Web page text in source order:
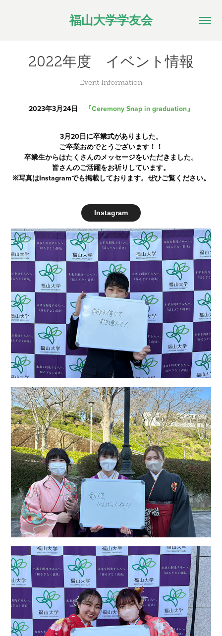
福山大学学友会
2022年度　イベント情報
Event Information
2023年3月24日 『Ceremony Snap in graduation』
3月20日に卒業式がありました。
ご卒業おめでとうございます！！
卒業生からはたくさんのメッセージをいただきました。
皆さんのご活躍をお祈りしています。
※写真はInstagramでも掲載しております。ぜひご覧ください。
Instagram